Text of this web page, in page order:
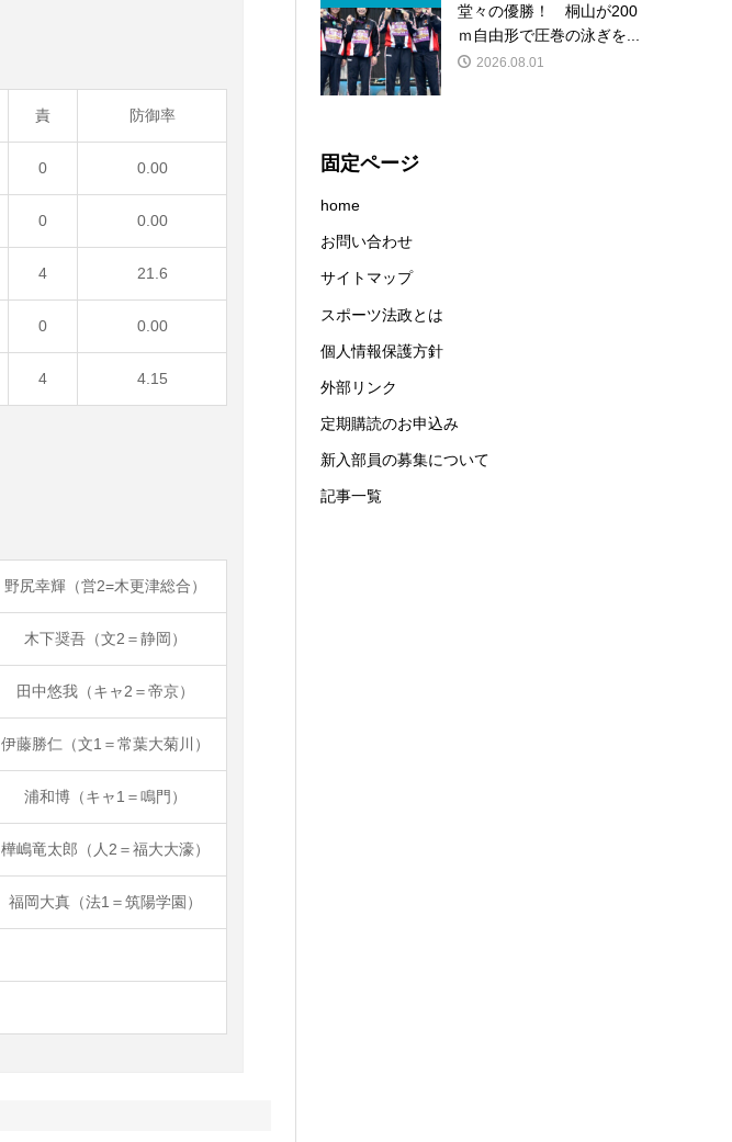
責 防御率
0 0.00
0 0.00
4 21.6
0 0.00
4 4.15
野尻幸輝（営2=木更津総合）
木下奨吾（文2＝静岡）
田中悠我（キャ2＝帝京）
伊藤勝仁（文1＝常葉大菊川）
浦和博（キャ1＝鳴門）
樺嶋竜太郎（人2＝福大大濠）
福岡大真（法1＝筑陽学園）
堂々の優勝！ 桐山が200
ｍ自由形で圧巻の泳ぎを...
2026.08.01
固定ページ
home
お問い合わせ
サイトマップ
スポーツ法政とは
個人情報保護方針
外部リンク
定期購読のお申込み
新入部員の募集について
記事一覧